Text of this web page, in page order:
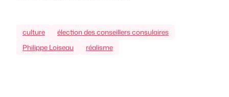
culture
élection des conseillers consulaires
Philippe Loiseau
réalisme